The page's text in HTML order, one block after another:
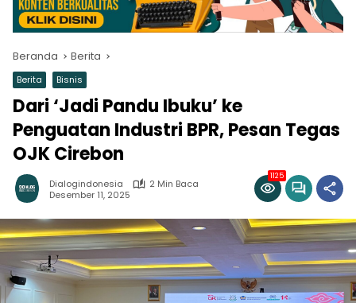
Beranda Berita
Berita Bisnis
Dari ‘Jadi Pandu Ibuku’ ke
Penguatan Industri BPR, Pesan Tegas
OJK Cirebon
Dialogindonesia
2 Min Baca
Desember 11, 2025
1125